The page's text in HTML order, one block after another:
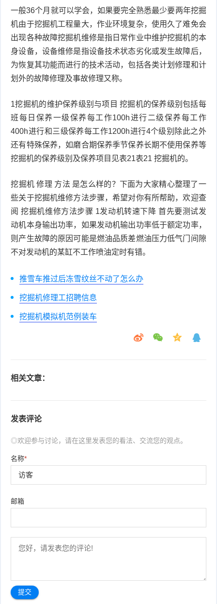
一般36个月就可以学会，如果要完全熟悉最少要两年挖掘
机由于挖掘机工程量大，作业环境复杂，使用久了难免会
出现各种故障挖掘机维修是指日常作业中维护挖掘机的本
身设备，设备维修是指设备技术状态劣化或发生故障后，
为恢复其功能而进行的技术活动，包括各类计划修理和计
划外的故障修理及事故修理又称。
1挖掘机的维护保养级别与项目 挖掘机的保养级别包括每
班每日保养一级保养每工作100h进行二级保养每工作
400h进行和三级保养每工作1200h进行4个级别除此之外
还有特殊保养，如磨合期保养季节保养长期不使用保养等
挖掘机的保养级别及保养项目见表21表21 挖掘机的。
挖掘机 修理 方法 是怎么样的？下面为大家精心整理了一
些关于挖掘机维修方法步骤，希望对你有所帮助，欢迎查
阅 挖掘机维修方法步骤 1发动机转速下降 首先要测试发
动机本身输出功率，如果发动机输出功率低于额定功率，
则产生故障的原因可能是燃油品质差燃油压力低气门间隙
不对发动机的某缸不工作喷油定时有错。
推雪车推过后冻雪纹丝不动了怎么办
挖掘机修理工招聘信息
挖掘机模拟机范例装车
相关文章：
发表评论
◎欢迎参与讨论，请在这里发表您的看法、交流您的观点。
名称*
邮箱